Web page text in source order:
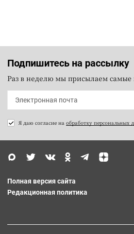
Подпишитесь на рассылку
Раз в неделю мы присылаем самые
Я даю согласие на обработку персональных
Полная версия сайта
Редакционная политика